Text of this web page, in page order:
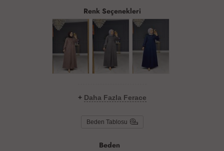
Renk Seçenekleri
+ Daha Fazla Ferace
Beden Tablosu
Beden